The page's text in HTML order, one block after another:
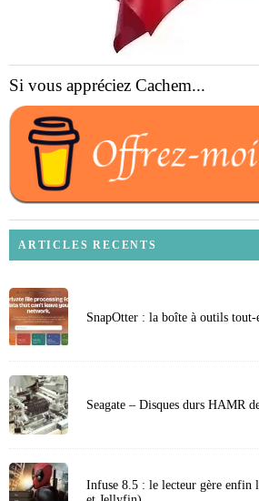
Si vous appréciez Cachem...
ARTICLES RECENTS
SnapOtter : la boîte à outils
Seagate – Disques durs HAMR
Infuse 8.5 : le lecteur gère enfin